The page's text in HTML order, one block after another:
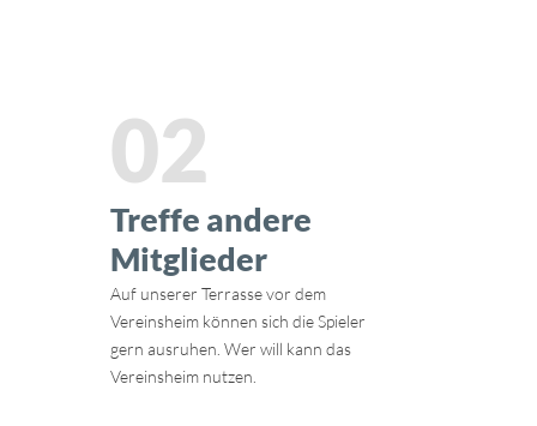
02
Treffe andere
Mitglieder
Auf unserer Terrasse vor dem
Vereinsheim können sich die Spieler
gern ausruhen. Wer will kann das
Vereinsheim nutzen.